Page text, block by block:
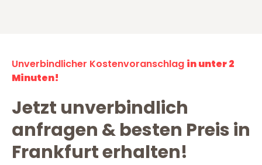
Unverbindlicher Kostenvoranschlag in unter 2
Minuten!
Jetzt unverbindlich
anfragen & besten Preis in
Frankfurt erhalten!